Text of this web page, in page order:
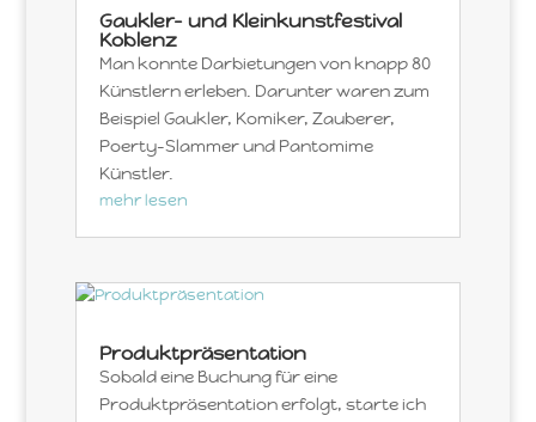
Gaukler- und Kleinkunstfestival
Koblenz
Man konnte Darbietungen von knapp 80
Künstlern erleben. Darunter waren zum
Beispiel Gaukler, Komiker, Zauberer,
Poerty-Slammer und Pantomime
Künstler.
mehr lesen
Produktpräsentation
Sobald eine Buchung für eine
Produktpräsentation erfolgt, starte ich